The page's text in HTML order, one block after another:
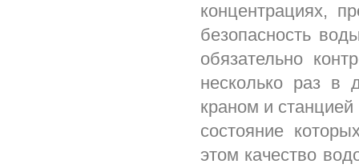
концентрациях,
безопасность
обязательно
несколько раз
краном и
состояние
этом качество